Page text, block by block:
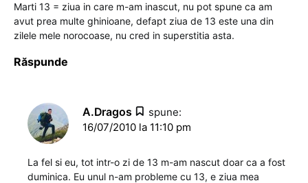
Marti 13 = ziua in care m-am inascut, nu pot spune ca am
avut prea multe ghinioane, defapt ziua de 13 este una din
zilele mele norocoase, nu cred in superstitia asta.
Răspunde
A.Dragos
spune:
16/07/2010 la 11:10 pm
La fel si eu, tot intr-o zi de 13 m-am nascut doar ca a fost
duminica. Eu unul n-am probleme cu 13, e ziua mea